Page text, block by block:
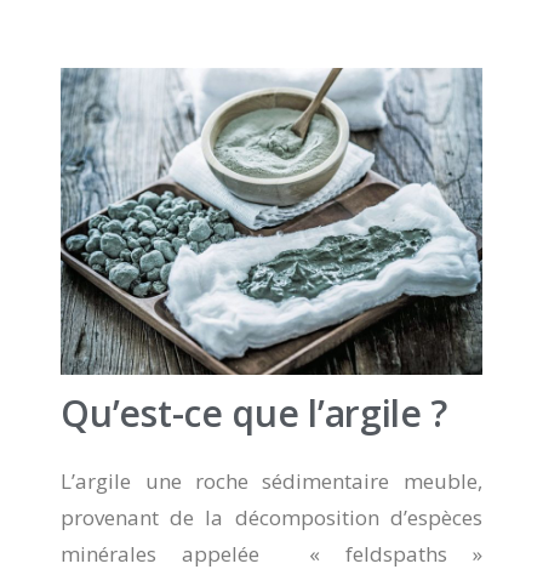
Qu’est-ce que l’argile ?
L’argile une roche sédimentaire meuble,
provenant de la décomposition d’espèces
minérales appelée « feldspaths »